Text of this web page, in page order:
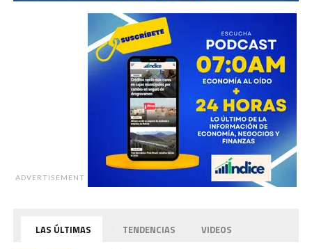
ADVERTISEMENT
LAS ÚLTIMAS TENDENCIAS VIDEOS